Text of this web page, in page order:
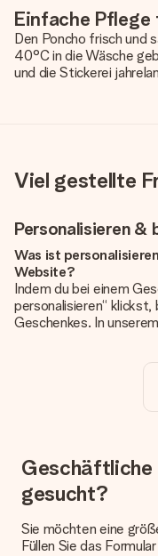
Einfache Pflege
Den Poncho frisch und
40°C in die Wäsche
und die Stickerei
Viel gestellte
Personalisieren &
Was ist
Website?
Indem du bei einem
personalisieren“
Geschenkes. In
noch eines unserer
Geschenk die perfekte
Personalisierung. So
Hat mein Foto die
Wir möchten
rundum zufrieden bist.
hochwertige Fotos zu
Geschäftliche
gesucht?
Sie möchten eine
Füllen Sie das